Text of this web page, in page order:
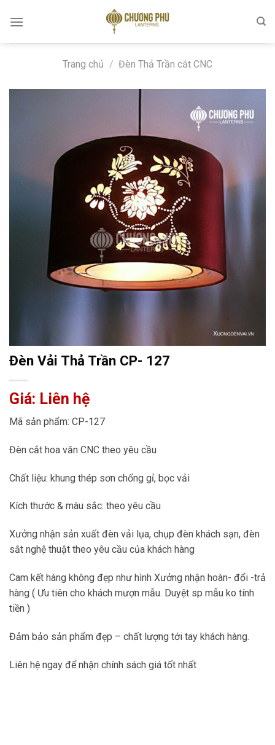
Trang chủ / Đèn Thả Trần cắt CNC
Đèn Vải Thả Trần CP- 127
Giá: Liên hệ
Mã sản phẩm: CP-127
Đèn cắt hoa văn CNC theo yêu cầu
Chất liệu: khung thép sơn chống gỉ, bọc vải
Kích thước & màu sắc: theo yêu cầu
Xưởng nhận sản xuất đèn vải lụa, chụp đèn khách sạn, đèn
sắt nghệ thuật theo yêu cầu của khách hàng
Cam kết hàng không đẹp như hình Xưởng nhận hoàn- đổi -trả
hàng ( Ưu tiên cho khách mượn mẫu. Duyệt sp mẫu ko tính
tiền )
Đảm bảo sản phẩm đẹp – chất lượng tới tay khách hàng.
Liên hệ ngay để nhận chính sách giá tốt nhất